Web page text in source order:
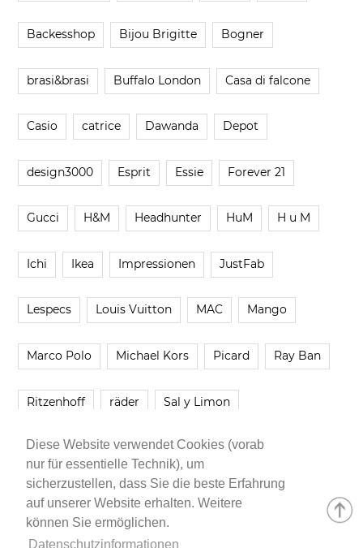
Diese Website verwendet Cookies (vorab
nur für essentielle Technik), um
sicherzustellen, dass Sie die beste Erfahrung
auf unserer Website erhalten. Weitere
können Sie ermöglichen.
Datenschutzinformationen
Backesshop Bijou Brigitte Bogner
brasi&brasi Buffalo London Casa di falcone
Casio catrice Dawanda Depot
design3000 Esprit Essie Forever 21
Gucci H&M Headhunter HuM H u M
Ichi Ikea Impressionen JustFab
Lespecs Louis Vuitton MAC Mango
Marco Polo Michael Kors Picard Ray Ban
Ritzenhoff räder Sal y Limon
Smartbuyglasses smash! Steve Madden
Younique Zara